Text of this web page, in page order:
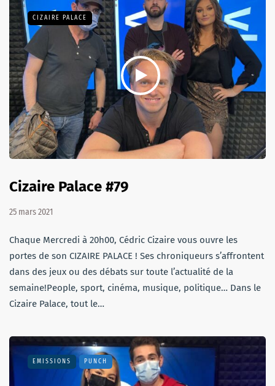
CIZAIRE PALACE
Cizaire Palace #79
25 mars 2021
Chaque Mercredi à 20h00, Cédric Cizaire vous ouvre les
portes de son CIZAIRE PALACE ! Ses chroniqueurs s’affrontent
dans des jeux ou des débats sur toute l’actualité de la
semaine!People, sport, cinéma, musique, politique… Dans le
Cizaire Palace, tout le…
EMISSIONS PUNCH